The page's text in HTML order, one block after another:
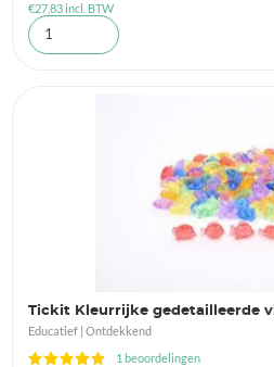
€27,83incl. BTW
Tickit Kleurrijke gedetailleerde
Educatief | Ontdekkend
1 beoordelingen